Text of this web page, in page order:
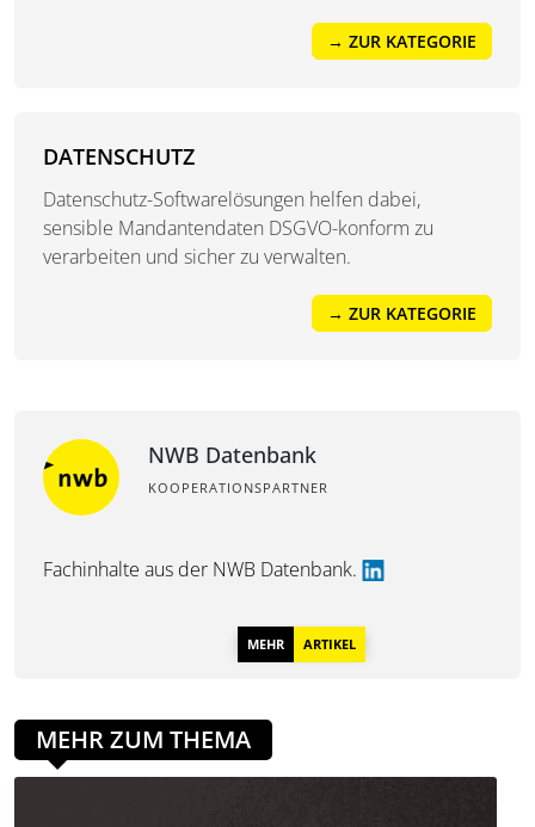
→ ZUR KATEGORIE
DATENSCHUTZ
Datenschutz-Softwarelösungen helfen dabei,
sensible Mandantendaten DSGVO-konform zu
verarbeiten und sicher zu verwalten.
→ ZUR KATEGORIE
NWB Datenbank
KOOPERATIONSPARTNER
Fachinhalte aus der NWB Datenbank.
MEHR ARTIKEL
MEHR ZUM THEMA